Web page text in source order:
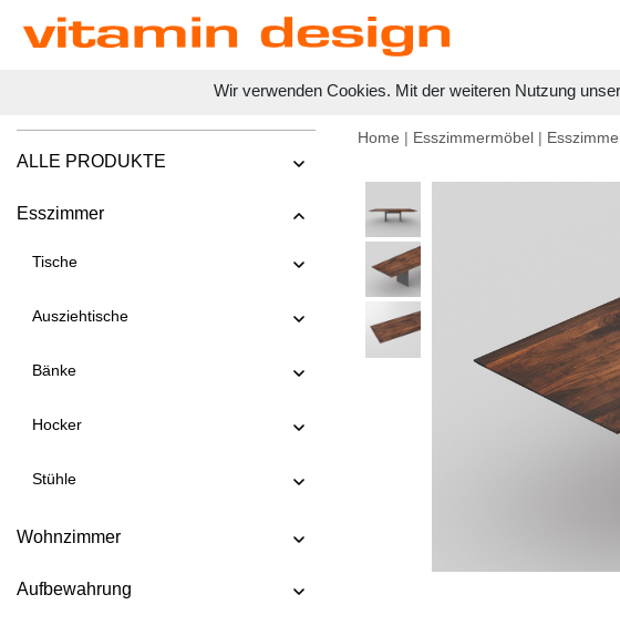
Wir verwenden Cookies. Mit der weiteren Nutzung
ALLE PRODUKTE
Esszimmer
Tische
Ausziehtische
Bänke
Hocker
Stühle
Wohnzimmer
Aufbewahrung
Home | Esszimmermöbel |